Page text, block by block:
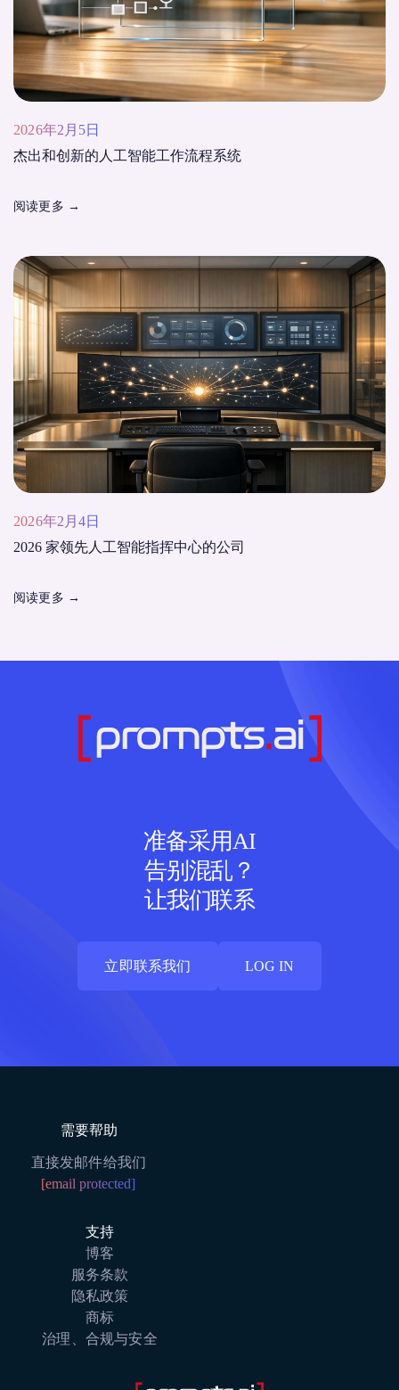
2026年2月5日
杰出和创新的人工智能工作流程系统
阅读更多 →
2026年2月4日
2026 家领先人工智能指挥中心的公司
阅读更多 →
准备采用AI
告别混乱？
让我们联系
立即联系我们
LOG IN
需要帮助
直接发邮件给我们
[email protected]
支持
博客
服务条款
隐私政策
商标
治理、合规与安全